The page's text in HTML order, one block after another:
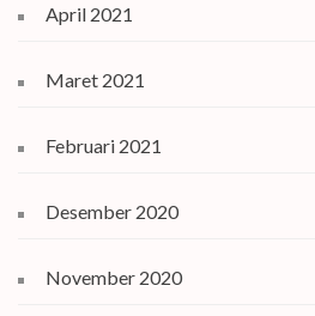
April 2021
Maret 2021
Februari 2021
Desember 2020
November 2020